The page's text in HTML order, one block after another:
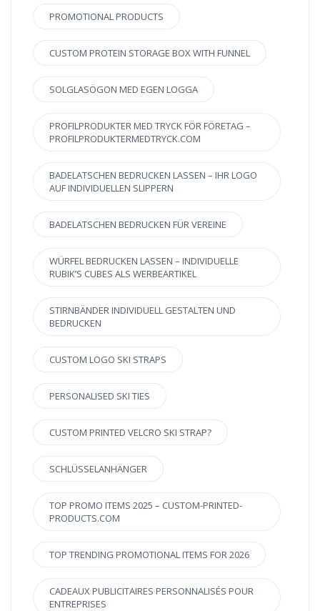
PROMOTIONAL PRODUCTS
CUSTOM PROTEIN STORAGE BOX WITH FUNNEL
SOLGLASÖGON MED EGEN LOGGA
PROFILPRODUKTER MED TRYCK FÖR FÖRETAG –
PROFILPRODUKTERMEDTRYCK.COM
BADELATSCHEN BEDRUCKEN LASSEN – IHR LOGO
AUF INDIVIDUELLEN SLIPPERN
BADELATSCHEN BEDRUCKEN FÜR VEREINE
WÜRFEL BEDRUCKEN LASSEN – INDIVIDUELLE
RUBIK’S CUBES ALS WERBEARTIKEL
STIRNBÄNDER INDIVIDUELL GESTALTEN UND
BEDRUCKEN
CUSTOM LOGO SKI STRAPS
PERSONALISED SKI TIES
CUSTOM PRINTED VELCRO SKI STRAP?
SCHLÜSSELANHÄNGER
TOP PROMO ITEMS 2025 – CUSTOM-PRINTED-
PRODUCTS.COM
TOP TRENDING PROMOTIONAL ITEMS FOR 2026
CADEAUX PUBLICITAIRES PERSONNALISÉS POUR
ENTREPRISES